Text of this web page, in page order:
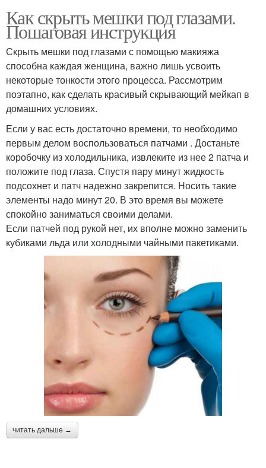
Как скрыть мешки под глазами.
Пошаговая инструкция
Скрыть мешки под глазами с помощью макияжа
способна каждая женщина, важно лишь усвоить
некоторые тонкости этого процесса. Рассмотрим
поэтапно, как сделать красивый скрывающий мейкап в
домашних условиях.
Если у вас есть достаточно времени, то необходимо
первым делом воспользоваться патчами . Достаньте
коробочку из холодильника, извлеките из нее 2 патча и
положите под глаза. Спустя пару минут жидкость
подсохнет и патч надежно закрепится. Носить такие
элементы надо минут 20. В это время вы можете
спокойно заниматься своими делами.
Если патчей под рукой нет, их вполне можно заменить
кубиками льда или холодными чайными пакетиками.
читать дальше →